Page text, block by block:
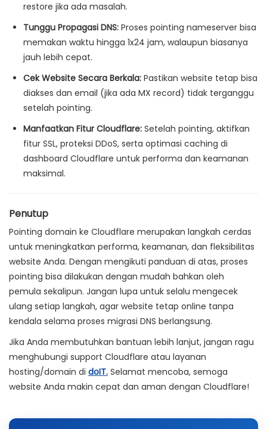
restore jika ada masalah.
Tunggu Propagasi DNS: Proses pointing nameserver bisa
memakan waktu hingga 1x24 jam, walaupun biasanya
jauh lebih cepat.
Cek Website Secara Berkala: Pastikan website tetap bisa
diakses dan email (jika ada MX record) tidak terganggu
setelah pointing.
Manfaatkan Fitur Cloudflare: Setelah pointing, aktifkan
fitur SSL, proteksi DDoS, serta optimasi caching di
dashboard Cloudflare untuk performa dan keamanan
maksimal.
Penutup
Pointing domain ke Cloudflare merupakan langkah cerdas
untuk meningkatkan performa, keamanan, dan fleksibilitas
website Anda. Dengan mengikuti panduan di atas, proses
pointing bisa dilakukan dengan mudah bahkan oleh
pemula sekalipun. Jangan lupa untuk selalu mengecek
ulang setiap langkah, agar website tetap online tanpa
kendala selama proses migrasi DNS berlangsung.
Jika Anda membutuhkan bantuan lebih lanjut, jangan ragu
menghubungi support Cloudflare atau layanan
hosting/domain di doIT. Selamat mencoba, semoga
website Anda makin cepat dan aman dengan Cloudflare!